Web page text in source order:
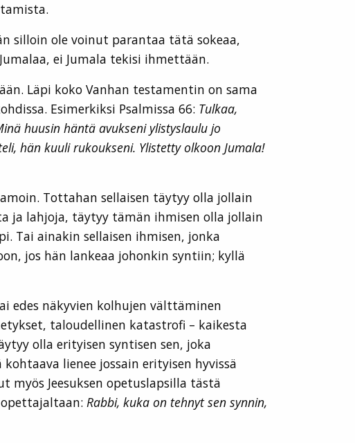
silloin ole voinut parantaa tätä sokeaa,
ei Jumala tekisi ihmettään.
Läpi koko Vanhan testamentin on sama
Esimerkiksi Psalmissa 66: Tulkaa,
huusin häntä avukseni ylistyslaulu jo
hän kuuli rukoukseni. Ylistetty olkoon Jumala!
Tottahan sellaisen täytyy olla jollain
ja lahjoja, täytyy tämän ihmisen olla jollain
Tai ainakin sellaisen ihmisen, jonka
jos hän lankeaa johonkin syntiin; kyllä
edes näkyvien kolhujen välttäminen
taloudellinen katastrofi – kaikesta
olla erityisen syntisen sen, joka
lienee jossain erityisen hyvissä
myös Jeesuksen opetuslapsilla tästä
Rabbi, kuka on tehnyt sen synnin,